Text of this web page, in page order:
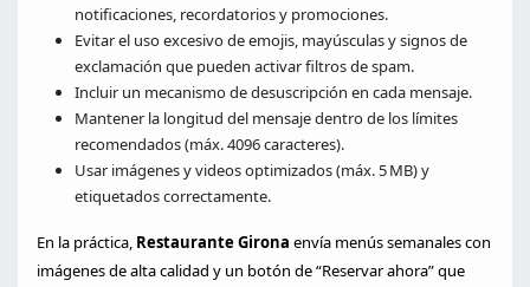
notificaciones, recordatorios y promociones.
Evitar el uso excesivo de emojis, mayúsculas y signos de
exclamación que pueden activar filtros de spam.
Incluir un mecanismo de desuscripción en cada mensaje.
Mantener la longitud del mensaje dentro de los límites
recomendados (máx. 4096 caracteres).
Usar imágenes y videos optimizados (máx. 5 MB) y
etiquetados correctamente.
En la práctica, Restaurante Girona envía menús semanales con
imágenes de alta calidad y un botón de “Reservar ahora” que